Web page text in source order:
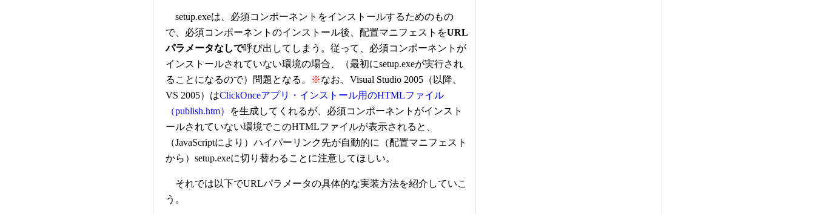
setup.exeは、必須コンポーネントをインストールするためのもの
で、必須コンポーネントのインストール後、配置マニフェストをURL
パラメータなしで呼び出してしまう。従って、必須コンポーネントが
インストールされていない環境の場合、（最初にsetup.exeが実行され
ることになるので）問題となる。
※なお、Visual Studio 2005（以降、
VS 2005）はClickOnceアプリ・インストール用のHTMLファイル
（publish.htm）
を生成してくれるが、必須コンポーネントがインスト
ールされていない環境でこのHTMLファイルが表示されると、
（JavaScriptにより）ハイパーリンク先が自動的に（配置マニフェスト
から）setup.exeに切り替わることに注意してほしい。
それでは以下でURLパラメータの具体的な実装方法を紹介していこ
う。